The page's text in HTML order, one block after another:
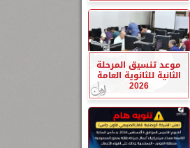
موعد تنسيق المرحلة
الثانية للثانوية العامة
2026